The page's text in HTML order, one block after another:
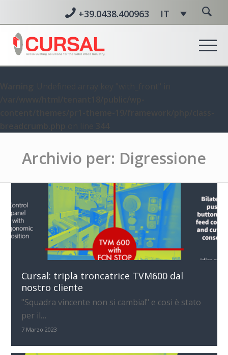
IT
+39.0438.400963
Archivio per: Digressione
Cursal: tripla troncatrice TVM600 dal
nostro cliente
"Squadra vincente non si cambia!" e cosi è stato
per il…
7 Marzo 2023